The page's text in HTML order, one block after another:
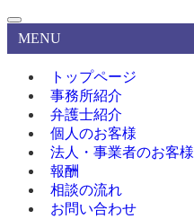
MENU
トップページ
事務所紹介
弁護士紹介
個人のお客様
法人・事業者のお客様
報酬
相談の流れ
お問い合わせ